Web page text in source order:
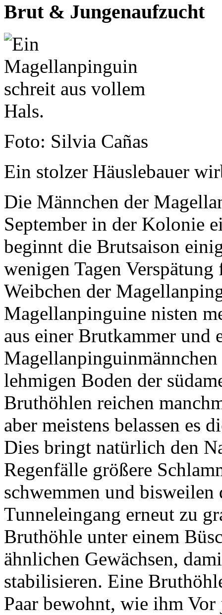
Brut & Jungenaufzucht
Foto: Silvia Cañas
Ein stolzer Häuslebauer
Die Männchen der
September in der Kolonie
beginnt die Brutsaison
wenigen Tagen
Weibchen der
Magellanpinguine nisten
aus einer Brutkammer und
lehmigen Boden der
Bruthöhlen reichen
aber meistens belassen es
Dies bringt natürlich den
Regenfälle größere
schwemmen und bisweilen
Tunneleingang erneut zu
Bruthöhle unter einem
ähnlichen Gewächsen,
stabilisieren. Eine
Paar bewohnt, wie ihm Vor